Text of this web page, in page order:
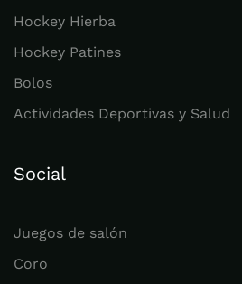
Hockey Hierba
Hockey Patines
Bolos
Actividades Deportivas y Salud
Social
Juegos de salón
Coro